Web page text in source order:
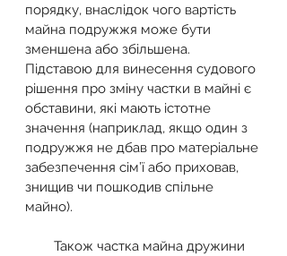
порядку, внаслідок чого вартість
майна подружжя може бути
зменшена або збільшена.
Підставою для винесення судового
рішення про зміну частки в майні є
обставини, які мають істотне
значення (наприклад, якщо один з
подружжя не дбав про матеріальне
забезпечення сім’ї або приховав,
знищив чи пошкодив спільне
майно).